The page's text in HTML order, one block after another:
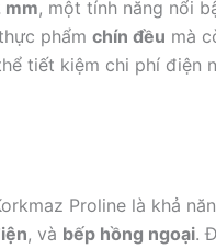
mm, một tính năng nổi
phẩm chín đều mà
tiết kiệm chi phí điện
Proline là khả
, và bếp hồng ngoại.